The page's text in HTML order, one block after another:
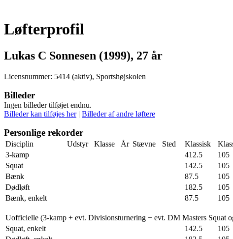
Løfterprofil
Lukas C Sonnesen (1999), 27 år
Licensnummer: 5414 (aktiv), Sportshøjskolen
Billeder
Ingen billeder tilføjet endnu.
Billeder kan tilføjes her| Billeder af andre løftere
Personlige rekorder
Disciplin Udstyr Klasse År Stævne Sted Klassisk
3-kamp
412.5 105
Squat
142.5 105
Bænk
87.5 105
Dødløft
182.5 105
Bænk, enkelt
87.5 105
Uofficielle (3-kamp + evt. Divisionsturnering + evt. DM Masters Squat
Squat, enkelt
142.5 105